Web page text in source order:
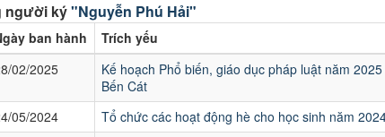
người ký"Nguyễn Phú Hải"
ban hành
Trích yếu
02/2025
Kế hoạch Phổ biến, giáo dục pháp luật năm
Bến Cát
05/2024
Tổ chức các hoạt động hè cho học sinh năm